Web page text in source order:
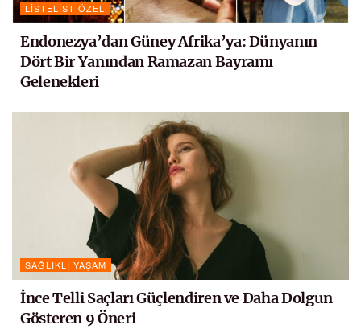
LISTELIST ÖZEL
Endonezya’dan Güney Afrika’ya: Dünyanın
Dört Bir Yanından Ramazan Bayramı
Gelenekleri
SAĞLIKLI YAŞAM
İnce Telli Saçları Güçlendiren ve Daha Dolgun
Gösteren 9 Öneri